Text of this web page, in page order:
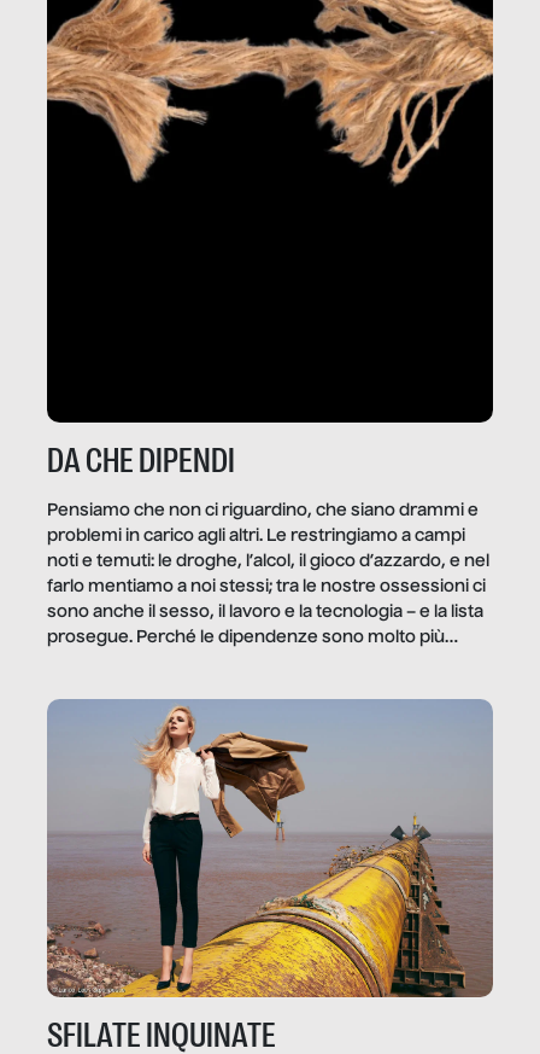
DA CHE DIPENDI
Pensiamo che non ci riguardino, che siano drammi e
problemi in carico agli altri. Le restringiamo a campi
noti e temuti: le droghe, l’alcol, il gioco d’azzardo, e nel
farlo mentiamo a noi stessi; tra le nostre ossessioni ci
sono anche il sesso, il lavoro e la tecnologia – e la lista
prosegue. Perché le dipendenze sono molto più
trae un guadagno. In questo reportage vediamo
quale e come.
SFILATE INQUINATE